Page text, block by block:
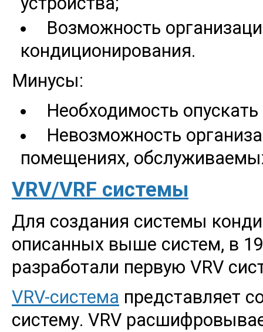
Возможность
кондиционирования.
Минусы:
Необходимость
Невозможность
помещениях,
VRV/VRF системы
Для создания системы
описанных выше систем, в
разработали первую VRV
VRV-система представляет
систему. VRV